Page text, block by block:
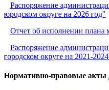
Распоряжение
юродском округе на 2026 год"
Отчет об исполнении плана
Распоряжение
городском округе на 2021-
Нормативно-правовые акты